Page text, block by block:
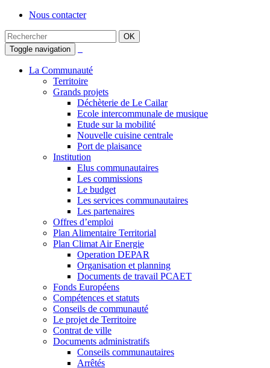
Nous contacter
Toggle navigation
La Communauté
Territoire
Grands projets
Déchèterie de Le Cailar
Ecole intercommunale de musique
Etude sur la mobilité
Nouvelle cuisine centrale
Port de plaisance
Institution
Elus communautaires
Les commissions
Le budget
Les services communautaires
Les partenaires
Offres d’emploi
Plan Alimentaire Territorial
Plan Climat Air Energie
Operation DEPAR
Organisation et planning
Documents de travail PCAET
Fonds Européens
Compétences et statuts
Conseils de communauté
Le projet de Territoire
Contrat de ville
Documents administratifs
Conseils communautaires
Arrêtés